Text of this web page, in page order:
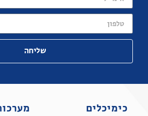
שליחה
כימיכלים